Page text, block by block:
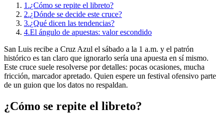
1.¿Cómo se repite el libreto?
2.¿Dónde se decide este cruce?
3.¿Qué dicen las tendencias?
4.El ángulo de apuestas: valor escondido
San Luis recibe a Cruz Azul el sábado a la 1 a.m. y el patrón
histórico es tan claro que ignorarlo sería una apuesta en sí mismo.
Este cruce suele resolverse por detalles: pocas ocasiones, mucha
fricción, marcador apretado. Quien espere un festival ofensivo parte
de un guion que los datos no respaldan.
¿Cómo se repite el libreto?